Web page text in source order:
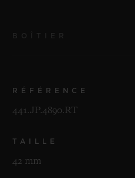
RÉFÉRENCE
441.JP.4890.RT
TAILLE
42 mm